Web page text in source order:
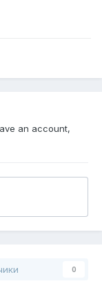
an account,
0